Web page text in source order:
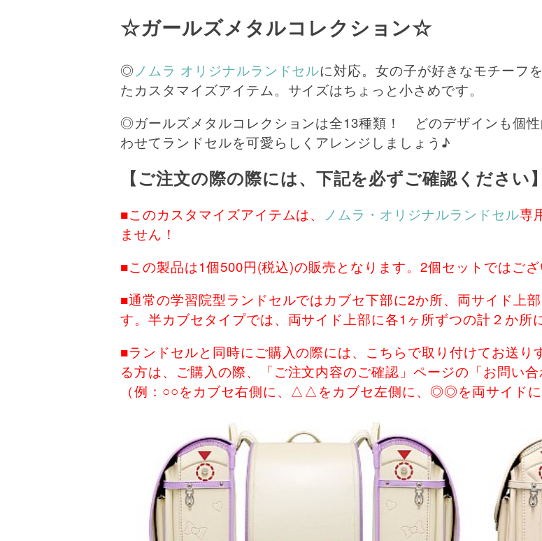
☆ガールズメタルコレクション☆
◎ ノムラ オリジナルランドセルに対応。女の子が好きなモチーフ
たカスタマイズアイテム。サイズはちょっと小さめです。
◎ガールズメタルコレクションは全13種類！ どのデザインも個
わせてランドセルを可愛らしくアレンジしましょう♪
【ご注文の際の際には、下記を必ずご確認ください】
■このカスタマイズアイテムは、 ノムラ・オリジナルランドセル専
ません！
■この製品は1個500円(税込)の販売となります。2個セットではご
■通常の学習院型ランドセルではカブセ下部に2か所、両サイド上
す。半カブセタイプでは、両サイド上部に各1ヶ所ずつの計２か所
■ランドセルと同時にご購入の際には、こちらで取り付けてお送
る方は、ご購入の際、「ご注文内容のご確認」ページの「お問い
（例：○○をカブセ右側に、△△をカブセ左側に、◎◎を両サイドに